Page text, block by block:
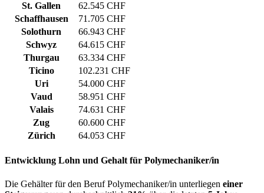
St. Gallen
62.545 CHF
Schaffhausen
71.705 CHF
Solothurn
66.943 CHF
Schwyz
64.615 CHF
Thurgau
63.334 CHF
Ticino
102.231 CHF
Uri
54.000 CHF
Vaud
58.951 CHF
Valais
74.631 CHF
Zug
60.600 CHF
Zürich
64.053 CHF
Entwicklung Lohn und Gehalt für Polymechaniker/in
Die Gehälter für den Beruf Polymechaniker/in unterliegen einer